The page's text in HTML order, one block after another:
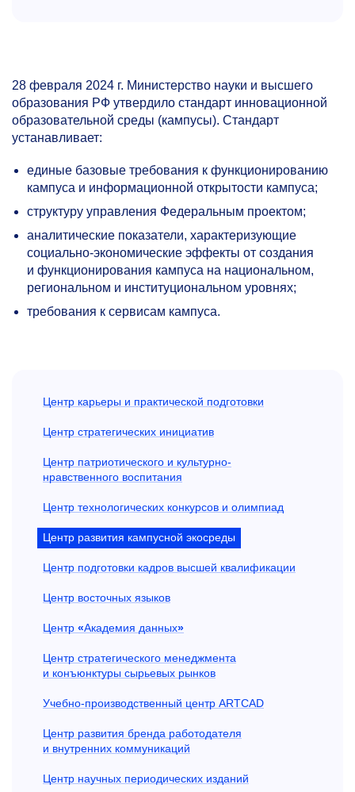
28 февраля 2024 г. Министерство науки и высшего
образования РФ утвердило стандарт инновационной
образовательной среды (кампусы). Стандарт
устанавливает:
единые базовые требования к функционированию
кампуса и информационной открытости кампуса;
структуру управления Федеральным проектом;
аналитические показатели, характеризующие
социально-экономические эффекты от создания
и функционирования кампуса на национальном,
региональном и институциональном уровнях;
требования к сервисам кампуса.
Центр карьеры и практической подготовки
Центр стратегических инициатив
Центр патриотического и культурно-
нравственного воспитания
Центр технологических конкурсов и олимпиад
Центр развития кампусной экосреды
Центр подготовки кадров высшей квалификации
Центр восточных языков
Центр «Академия данных»
Центр стратегического менеджмента
и конъюнктуры сырьевых рынков
Учебно-производственный центр ARTCAD
Центр развития бренда работодателя
и внутренних коммуникаций
Центр научных периодических изданий